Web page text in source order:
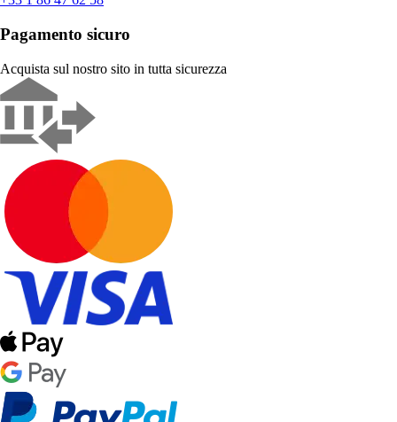
Pagamento sicuro
Acquista sul nostro sito in tutta sicurezza